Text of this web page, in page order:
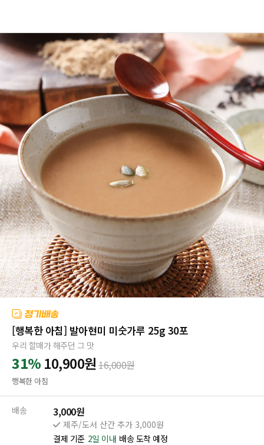
[행복한 아침] 발아현미 미숫가루 25g 30포
우리 할매가 해주던 그 맛
31% 10,900원16,000원
행복한 아침
배송 3,000원
제주/도서 산간 추가 3,000원
결제 기준 2일 이내 배송 도착 예정